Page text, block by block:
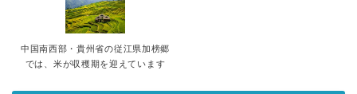
中国南西部・貴州省の従江県加榜郷
では、米が収穫期を迎えています